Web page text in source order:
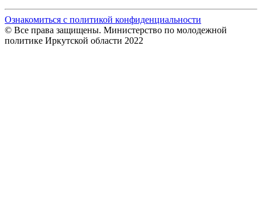
Ознакомиться с политикой конфиденциальности
© Все права защищены. Министерство по молодежной
политике Иркутской области 2022